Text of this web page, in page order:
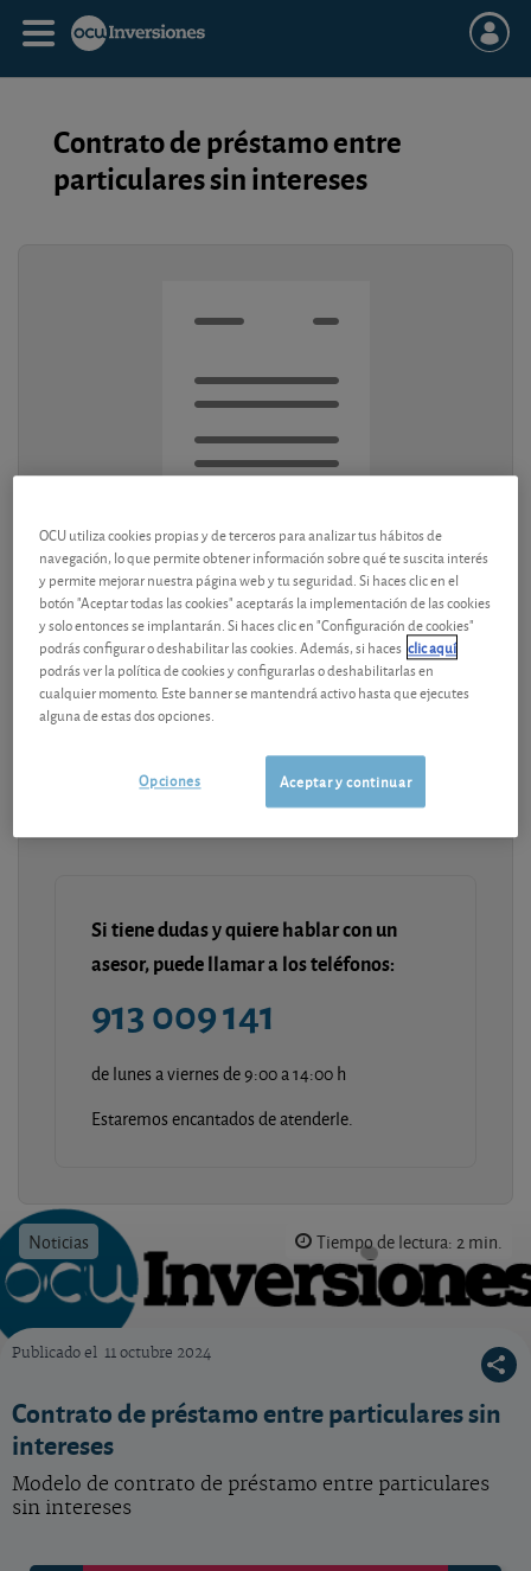
Contrato de préstamo entre
particulares sin intereses
Modelo de documentos
Última actualización-viernes, 11 de octubre de 2024
Contenido premium
¡Únete a OCU Inversiones!
Si tiene dudas y quiere hablar con un
asesor, puede llamar a los teléfonos:
913 009 141
de lunes a viernes de 9:00 a 14:00 h
Estaremos encantados de atenderle.
Noticias Tiempo de lectura: 2 min.
Publicado el 11 octubre 2024
Contrato de préstamo entre particulares sin
intereses
Modelo de contrato de préstamo entre particulares
sin intereses
OCU utiliza cookies propias y de terceros para analizar tus hábitos de
navegación, lo que permite obtener información sobre qué te suscita interés
y permite mejorar nuestra página web y tu seguridad. Si haces clic en el
botón "Aceptar todas las cookies" aceptarás la implementación de las cookies
y solo entonces se implantarán. Si haces clic en "Configuración de cookies"
podrás configurar o deshabilitar las cookies. Además, si haces clic aquí
podrás ver la política de cookies y configurarlas o deshabilitarlas en
cualquier momento. Este banner se mantendrá activo hasta que ejecutes
alguna de estas dos opciones.
Aceptar y continuar
Opciones